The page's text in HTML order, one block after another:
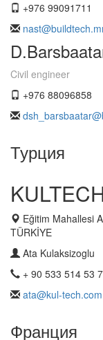
+976 99091711
Civil engineer
+976 88096858
Турция
Eğitim Mahallesi
TÜRKİYE
Ata Kulaksizoglu
+ 90 533 514 53
ata@kul-tech.com
Франция